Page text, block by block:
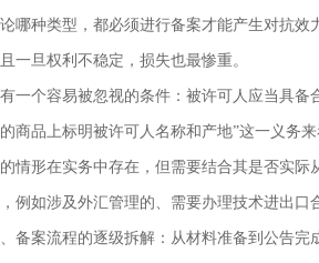
哪种类型，都必须进行备案才能产生对抗
一旦权利不稳定，损失也最惨重。
一个容易被忽视的条件：被许可人应当具
商品上标明被许可人名称和产地”这一义务
情形在实务中存在，但需要结合其是否实
例如涉及外汇管理的、需要办理技术进出口
备案流程的逐级拆解：从材料准备到公告完